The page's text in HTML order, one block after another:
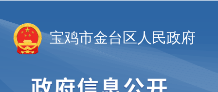
宝鸡市金台区人民政府